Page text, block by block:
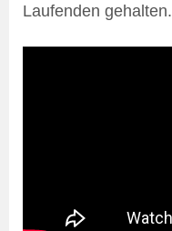
Laufenden gehalten.